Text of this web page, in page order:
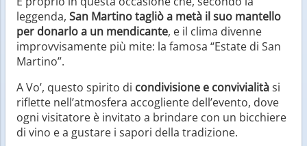
leggenda, San Martino tagliò a metà il suo mantello
per donarlo a un mendicante, e il clima divenne
improvvisamente più mite: la famosa “Estate di San
Martino”.
A Vo’, questo spirito di condivisione e convivialitàsi
riflette nell’atmosfera accogliente dell’evento, dove
ogni visitatore è invitato a brindare con un bicchiere
di vino e a gustare i sapori della tradizione.